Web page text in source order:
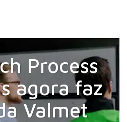
Process
agora faz
Valmet